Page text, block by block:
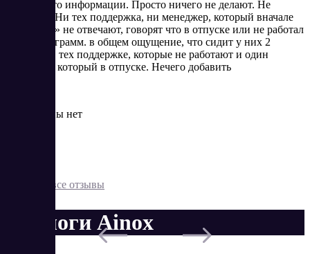
им какой-то информации. Просто ничего не делают. Не
отвечают. Ни тех поддержка, ни менеджер, который вначале
«продавал» не отвечают, говорят что в отпуске или не работал
у них телеграмм. в общем ощущение, что сидит у них 2
человека в тех поддержке, которые не работают и один
менеджер, который в отпуске. Нечего добавить
Кроме цены нет
Показать все отзывы
Аналоги Ainox